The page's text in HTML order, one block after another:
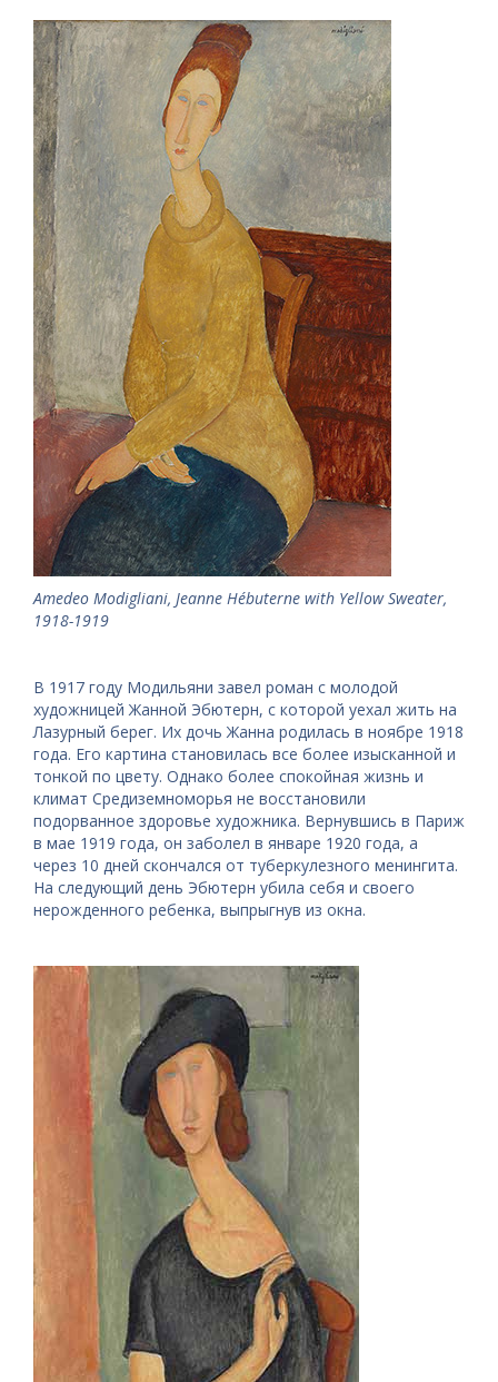
Amedeo Modigliani, Jeanne Hébuterne with Yellow Sweater,
1918-1919
В 1917 году Модильяни завел роман с молодой
художницей Жанной Эбютерн, с которой уехал жить на
Лазурный берег. Их дочь Жанна родилась в ноябре 1918
года. Его картина становилась все более изысканной и
тонкой по цвету. Однако более спокойная жизнь и
климат Средиземноморья не восстановили
подорванное здоровье художника. Вернувшись в Париж
в мае 1919 года, он заболел в январе 1920 года, а
через 10 дней скончался от туберкулезного менингита.
На следующий день Эбютерн убила себя и своего
нерожденного ребенка, выпрыгнув из окна.